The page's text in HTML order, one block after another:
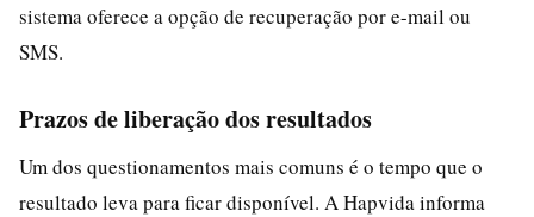
sistema oferece a opção de recuperação por e-mail ou
SMS.
Prazos de liberação dos resultados
Um dos questionamentos mais comuns é o tempo que o
resultado leva para ficar disponível. A Hapvida informa